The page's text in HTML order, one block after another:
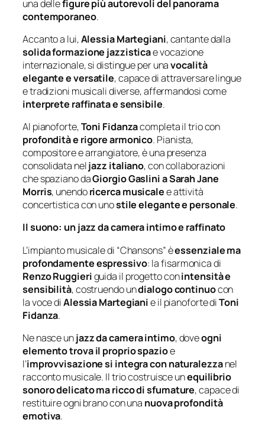
una dellefigure più autorevoli del panorama
contemporaneo.
Accanto a lui,Alessia Martegiani, cantante dalla
solida formazione jazzisticae vocazione
internazionale, si distingue per unavocalità
elegante e versatile, capace di attraversare lingue
e tradizioni musicali diverse, affermandosi come
interprete raffinata e sensibile.
Al pianoforte,Toni Fidanzacompleta il trio con
profondità e rigore armonico. Pianista,
compositore e arrangiatore, è una presenza
consolidata neljazz italiano, con collaborazioni
che spaziano daGiorgio Gaslini a Sarah Jane
Morris, unendoricerca musicalee attività
concertistica con unostile elegante e personale.
Il suono: un jazz da camera intimo e raffinato
L’impianto musicale di “Chansons”èessenziale ma
profondamente espressivo: la fisarmonica di
Renzo Ruggieriguida il progetto conintensità e
sensibilità, costruendo undialogo continuocon
la voce diAlessia Martegianie il pianoforte diToni
Fidanza.
Ne nasce unjazz da camera intimo, doveogni
elemento trova il proprio spazioe
l’improvvisazione si integra con naturalezzanel
racconto musicale. Il trio costruisce unequilibrio
sonoro delicato ma ricco di sfumature, capace di
restituire ogni brano con una nuova profondità
emotiva.